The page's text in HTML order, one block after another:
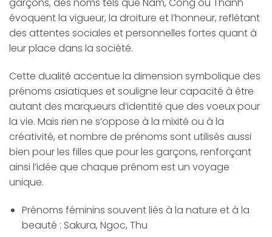
garçons, des noms tels que Nam, Cong ou Thanh
évoquent la vigueur, la droiture et l’honneur, reflétant
des attentes sociales et personnelles fortes quant à
leur place dans la société.
Cette dualité accentue la dimension symbolique des
prénoms asiatiques et souligne leur capacité à être
autant des marqueurs d’identité que des voeux pour
la vie. Mais rien ne s’oppose à la mixité ou à la
créativité, et nombre de prénoms sont utilisés aussi
bien pour les filles que pour les garçons, renforçant
ainsi l’idée que chaque prénom est un voyage
unique.
Prénoms féminins souvent liés à la nature et à la
beauté : Sakura, Ngoc, Thu